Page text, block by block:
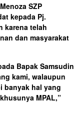
SZP
kepada Pj.
karena telah
dan masyarakat
Bapak Samsudin
kami, walaupun
banyak hal yang
MPAL,”